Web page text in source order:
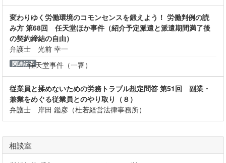
変わりゆく労働環境のコモンセンスを鍛えよう！ 労働判例の読
み方 第68回 任天堂ほか事件（紹介予定派遣と派遣期間満了後
の契約締結の自由）
弁護士 光前 幸一
関連記事任天堂事件（一審）
従業員と揉めないための労務トラブル想定問答 第51回 副業・
兼業をめぐる従業員とのやり取り（８）
弁護士 岸田 鑑彦（杜若経営法律事務所）
相談室